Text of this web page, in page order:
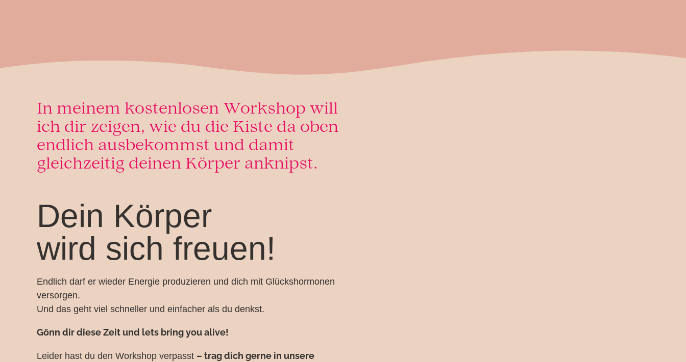
In meinem kostenlosen Workshop will
ich dir zeigen, wie du die Kiste da oben
endlich ausbekommst und damit
gleichzeitig deinen Körper anknipst.​
Dein Körper
wird sich freuen!
Endlich darf er wieder Energie produzieren und dich mit Glückshormonen
versorgen.
Und das geht viel schneller und einfacher als du denkst.
Gönn dir diese Zeit und lets bring you alive!
Leider hast du den Workshop verpasst – trag dich gerne in unsere